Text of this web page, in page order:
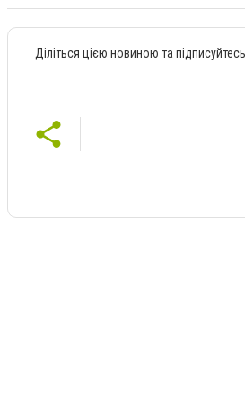
Діліться цією новиною та